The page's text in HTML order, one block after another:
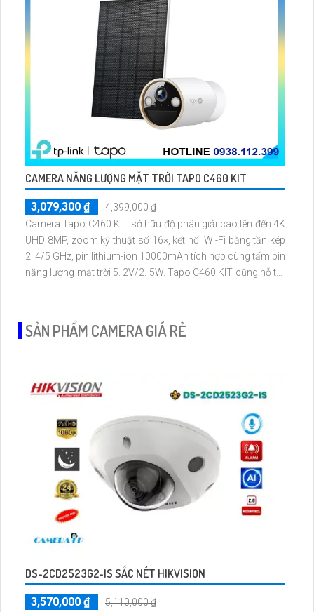
CAMERA NĂNG LƯỢNG MẶT TRỜI TAPO C460 KIT
3,079,300 ₫
4,399,000 ₫
Camera Tapo C460 KIT sở hữu độ phân giải cao lên đến 4K
UHD 8MP, zoom kỹ thuật số 16×, kết nối Wi-Fi băng tần kép
2. 4/5 GHz, pin lithium-ion 10000mAh tích hợp cùng tấm pin
năng lượng mặt trời 5. 2V/2. 5W. Tapo C460 KIT cũng hỗ trợ
SẢN PHẨM CAMERA GIÁ RẺ
DS-2CD2523G2-IS SẮC NÉT HIKVISION
3,570,000 ₫
5,110,000 ₫